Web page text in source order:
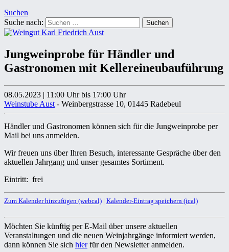
Suchen
Suche nach:
Jungweinprobe für Händler und
Gastronomen mit Kellereineubauführung
08.05.2023 | 11:00 Uhr bis 17:00 Uhr
Weinstube Aust - Weinbergstrasse 10, 01445 Radebeul
Händler und Gastronomen können sich für die Jungweinprobe per
Mail bei uns anmelden.
Wir freuen uns über Ihren Besuch, interessante Gespräche über den
aktuellen Jahrgang und unser gesamtes Sortiment.
Eintritt: frei
Zum Kalender hinzufügen (webcal) | Kalender-Eintrag speichern (ical)
Möchten Sie künftig per E-Mail über unsere aktuellen
Veranstaltungen und die neuen Weinjahrgänge informiert werden,
dann können Sie sich hierfür den Newsletter anmelden.